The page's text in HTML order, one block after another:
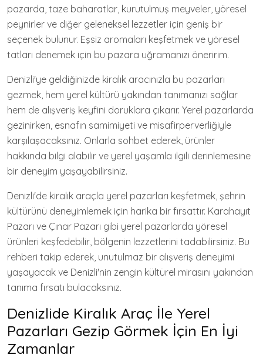
pazarda, taze baharatlar, kurutulmuş meyveler, yöresel
peynirler ve diğer geleneksel lezzetler için geniş bir
seçenek bulunur. Eşsiz aromaları keşfetmek ve yöresel
tatları denemek için bu pazara uğramanızı öneririm.
Denizli'ye geldiğinizde kiralık aracınızla bu pazarları
gezmek, hem yerel kültürü yakından tanımanızı sağlar
hem de alışveriş keyfini doruklara çıkarır. Yerel pazarlarda
gezinirken, esnafın samimiyeti ve misafirperverliğiyle
karşılaşacaksınız. Onlarla sohbet ederek, ürünler
hakkında bilgi alabilir ve yerel yaşamla ilgili derinlemesine
bir deneyim yaşayabilirsiniz.
Denizli'de kiralık araçla yerel pazarları keşfetmek, şehrin
kültürünü deneyimlemek için harika bir fırsattır. Karahayıt
Pazarı ve Çınar Pazarı gibi yerel pazarlarda yöresel
ürünleri keşfedebilir, bölgenin lezzetlerini tadabilirsiniz. Bu
rehberi takip ederek, unutulmaz bir alışveriş deneyimi
yaşayacak ve Denizli'nin zengin kültürel mirasını yakından
tanıma fırsatı bulacaksınız.
Denizlide Kiralık Araç İle Yerel
Pazarları Gezip Görmek İçin En İyi
Zamanlar